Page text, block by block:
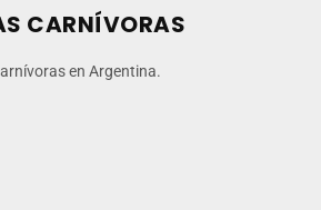
opciones
se
pueden
CARNÍVORAS
en Argentina.